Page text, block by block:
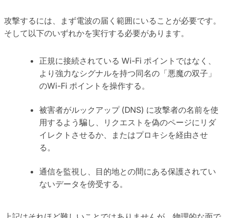
攻撃するには、まず電波の届く範囲にいることが必要です。
そして以下のいずれかを実行する必要があります。
正規に接続されている Wi-Fi ポイントではなく、
より強力なシグナルを持つ同名の「悪魔の双子」
のWi-Fi ポイントを操作する。
被害者がルックアップ (DNS) に攻撃者の名前を使
用するよう騙し、リクエストを偽のページにリダ
イレクトさせるか、またはプロキシを経由させ
る。
通信を監視し、目的地との間にある保護されてい
ないデータを傍受する。